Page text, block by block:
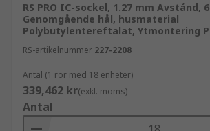
RS PRO IC-sockel, 1.27 mm Avstånd,
Genomgående hål, husmaterial
Polybutylentereftalat, Ytmontering
RS-artikelnummer 227-2208
Antal (1 rör med 18 enheter)
339,462 kr(exkl. moms)
Antal